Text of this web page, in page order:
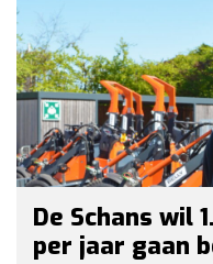
De Schans wil
per jaar gaan